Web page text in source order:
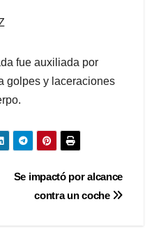
fue auxiliada por
golpes y laceraciones
Se impactó por alcance
contra un coche